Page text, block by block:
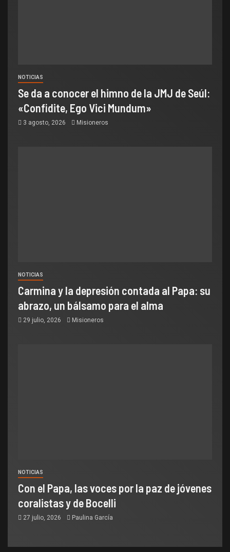
NOTICIAS
Se da a conocer el himno de la JMJ de Seúl:
«Confidite, Ego Vici Mundum»
3 agosto, 2026 Misioneros
NOTICIAS
Carmina y la depresión contada al Papa: su
abrazo, un bálsamo para el alma
29 julio, 2026 Misioneros
NOTICIAS
Con el Papa, las voces por la paz de jóvenes
coralistas y de Bocelli
27 julio, 2026 Paulina García